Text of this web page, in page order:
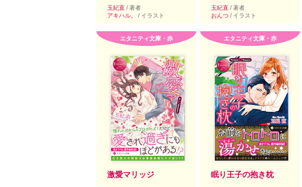
玉紀直 / 著者
アキハル。 / イラスト
玉紀直 / 著者
おんつ / イラスト
エタニティ文庫・赤
激愛マリッジ
エタニティ文庫・赤
眠り王子の抱き枕